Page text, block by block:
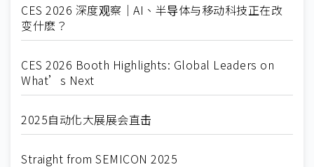
CES 2026 深度观察｜AI、半导体与移动科技正在改
变什麽？
CES 2026 Booth Highlights: Global Leaders on
What’s Next
2025自动化大展展会直击
Straight from SEMICON 2025